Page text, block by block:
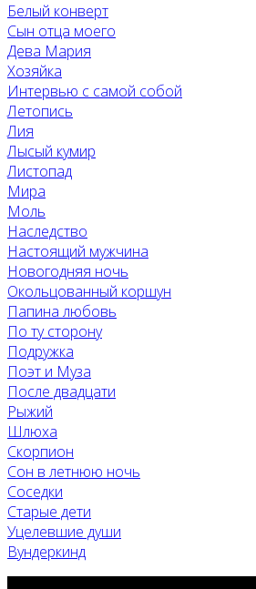
Белый конверт
Сын отца моего
Дева Мария
Хозяйка
Интервью с самой собой
Летопись
Лия
Лысый кумир
Листопад
Мира
Моль
Наследство
Настоящий мужчина
Новогодняя ночь
Окольцованный коршун
Папина любовь
По ту сторону
Подружка
Поэт и Муза
После двадцати
Рыжий
Шлюха
Скорпион
Сон в летнюю ночь
Соседки
Старые дети
Уцелевшие души
Вундеркинд